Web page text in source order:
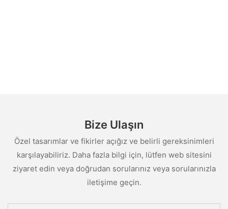
Bize Ulaşın
Özel tasarımlar ve fikirler açığız ve belirli gereksinimleri
karşılayabiliriz. Daha fazla bilgi için, lütfen web sitesini
ziyaret edin veya doğrudan sorularınız veya sorularınızla
iletişime geçin.